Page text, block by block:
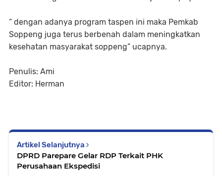
“ dengan adanya program taspen ini maka Pemkab
Soppeng juga terus berbenah dalam meningkatkan
kesehatan masyarakat soppeng” ucapnya.
Penulis: Ami
Editor: Herman
Artikel Selanjutnya
DPRD Parepare Gelar RDP Terkait PHK
Perusahaan Ekspedisi